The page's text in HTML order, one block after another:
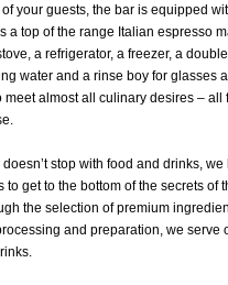
your guests, the bar is equipped
a top of the range Italian espresso
a refrigerator, a freezer, a
water and a rinse boy for glasses
meet almost all culinary desires – all
stop with food and drinks, we
to get to the bottom of the secrets of
the selection of premium
and preparation, we serve